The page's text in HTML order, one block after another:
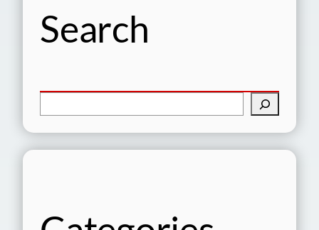
Search
索